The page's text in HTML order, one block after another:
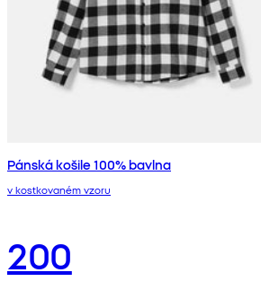
Pánská košile 100% bavlna
v kostkovaném vzoru
200